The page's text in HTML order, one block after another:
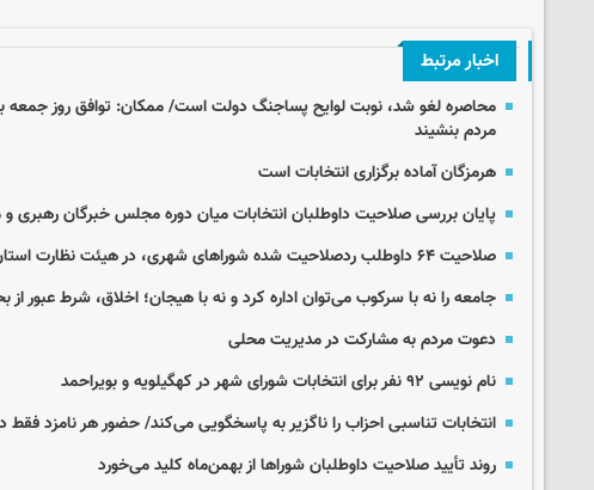
اخبار مرتبط
محاصره لغو شد، نوبت لوایح پساجنگ دولت است/ ممکان: توافق روز جمعه
مردم بنشیند
هرمزگان آماده برگزاری انتخابات است
پایان بررسی صلاحیت داوطلبان انتخابات میان دوره‌ مجلس خبرگان
صلاحیت ۶۴ داوطلب ردصلاحیت شده شوراهای شهری، در هیئت نظارت استان احراز شد
جامعه را نه با سرکوب می‌توان اداره کرد و نه با هیجان؛ اخلاق، شرط عبور از
دعوت مردم به مشارکت در مدیریت محلی
نام نویسی ۹۲ نفر برای انتخابات شورای شهر در کهگیلویه و بویراحمد
انتخابات تناسبی احزاب را ناگزیر به پاسخگویی می‌کند/ حضور هر نامزد
روند تأیید صلاحیت داوطلبان شوراها از بهمن‌ماه کلید می‌خورد